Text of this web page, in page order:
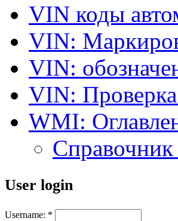
VIN коды
VIN:
VIN:
VIN:
WMI:
User login
Username: *